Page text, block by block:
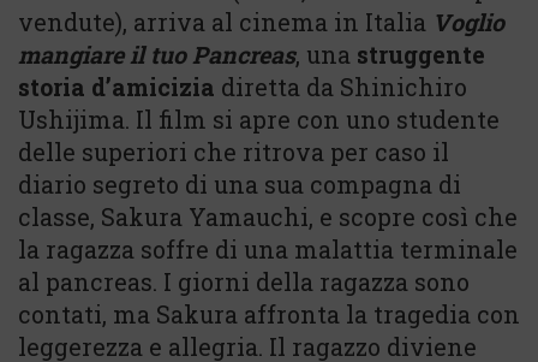
vendute), arriva al cinema in Italia Voglio
mangiare il tuo Pancreas, una struggente
storia d’amicizia diretta da Shinichiro
Ushijima. Il film si apre con uno studente
delle superiori che ritrova per caso il
diario segreto di una sua compagna di
classe, Sakura Yamauchi, e scopre così che
la ragazza soffre di una malattia terminale
al pancreas. I giorni della ragazza sono
contati, ma Sakura affronta la tragedia con
leggerezza e allegria. Il ragazzo diviene